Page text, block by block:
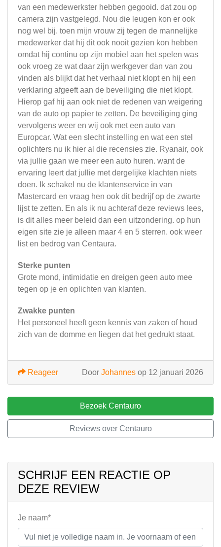
van een medewerkster hebben gegooid. dat zou op
camera zijn vastgelegd. Nou die leugen kon er ook
nog wel bij. toen mijn vrouw zij tegen de mannelijke
medewerker dat hij dit ook nooit gezien kon hebben
omdat hij continu op zijn mobiel aan het spelen was
ook vroeg ze wat daar zijn werkgever dan van zou
vinden als blijkt dat het verhaal niet klopt en hij een
verklaring afgeeft aan de beveiliging die niet klopt.
Hierop gaf hij aan ook niet de redenen van weigering
van de auto op papier te zetten. De beveiliging ging
vervolgens weer en wij ook met een auto van
Europcar. Wat een slecht instelling en wat een stel
oplichters nu ik hier al die recensies zie. Ryanair, ook
via jullie gaan we meer een auto huren. want de
ervaring leert dat jullie met dergelijke klachten niets
doen. Ik schakel nu de klantenservice in van
Mastercard en vraag hen ook dit bedrijf op de zwarte
lijst te zetten. En als ik nu achteraf deze reviews lees,
is dit alles meer beleid dan een uitzondering. op hun
eigen site zie je alleen maar 4 en 5 sterren. ook weer
list en bedrog van Centaura.
Sterke punten
Grote mond, intimidatie en dreigen geen auto mee
tegen op je en oplichten van klanten.
Zwakke punten
Het personeel heeft geen kennis van zaken of houd
zich van de domme en liegen dat het gedrukt staat.
Door Johannes op 12 januari 2026
Reageer
Bezoek Centauro
Reviews over Centauro
SCHRIJF EEN REACTIE OP
DEZE REVIEW
Je naam*